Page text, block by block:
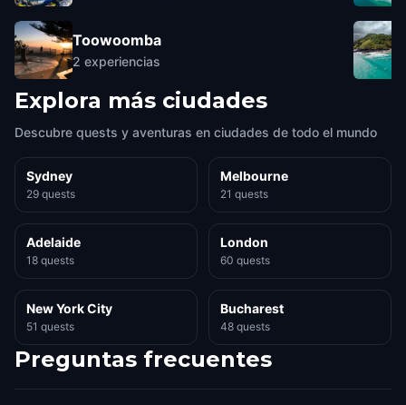
Toowoomba
2 experiencias
Explora más ciudades
Descubre quests y aventuras en ciudades de todo el mundo
Sydney
29 quests
Melbourne
21 quests
Adelaide
18 quests
London
60 quests
New York City
51 quests
Bucharest
48 quests
Preguntas frecuentes